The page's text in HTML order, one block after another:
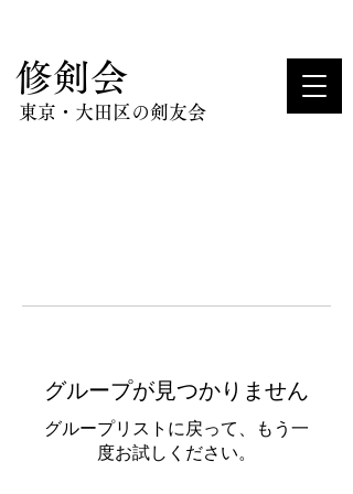
​修剣会
東京・大田区の剣友会
グループが見つかりません
グループリストに戻って、もう一
度お試しください。